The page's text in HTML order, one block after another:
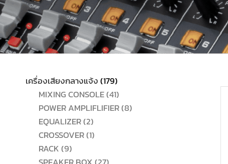
เครื่องเสียงกลางแจ้ง 179179
สินค้า
MIXING CONSOLE 4141
สินค้า
POWER AMPLIFLIFIER 88
EQUALIZER 22
สินค้า
CROSSOVER 11
RACK 99